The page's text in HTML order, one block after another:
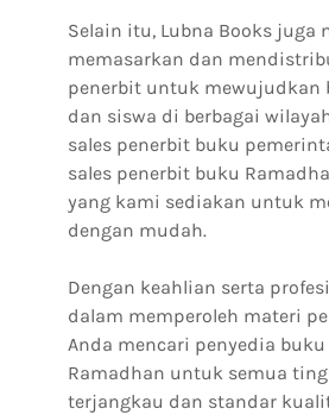
Selain itu, Lubna Books
memasarkan dan
penerbit untuk mewujudkan
dan siswa di berbagai
sales penerbit buku
sales penerbit buku
yang kami sediakan untuk
dengan mudah.
Dengan keahlian serta
dalam memperoleh materi
Anda mencari penyedia
Ramadhan untuk semua
terjangkau dan standar